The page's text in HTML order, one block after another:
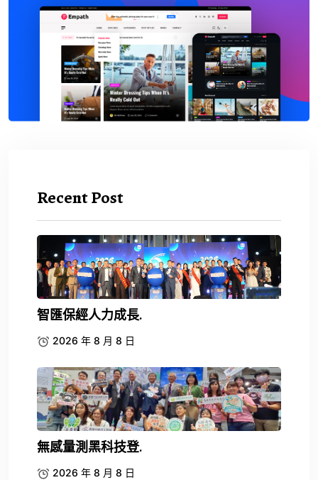
Recent Post
智匯保經人力成長.
2026 年 8 月 8 日
無感量測黑科技登.
2026 年 8 月 8 日